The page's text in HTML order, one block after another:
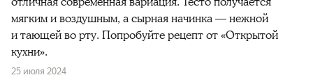
мягким и воздушным, а сырная начинка — нежной
и тающей во рту. Попробуйте рецепт от «Открытой
кухни».
25 июля 2024